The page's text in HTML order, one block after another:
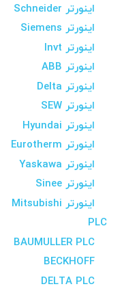
اینورتر Schneider
اینورتر Siemens
اینورتر Invt
اینورتر ABB
اینورتر Delta
اینورتر SEW
اینورتر Hyundai
اینورتر Eurotherm
اینورتر Yaskawa
اینورتر Sinee
اینورتر Mitsubishi
PLC
BAUMULLER PLC
BECKHOFF
DELTA PLC